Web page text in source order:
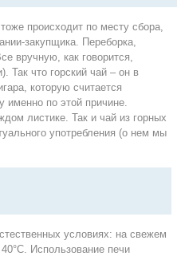
происходит по месту сбора,
закупщика. Переборка,
вручную, как говорится,
Так что горский чай – он в
которую считается
именно по этой причине.
листике. Так и чай из горных
употребления (о нем мы
условиях: на свежем
Использование печи